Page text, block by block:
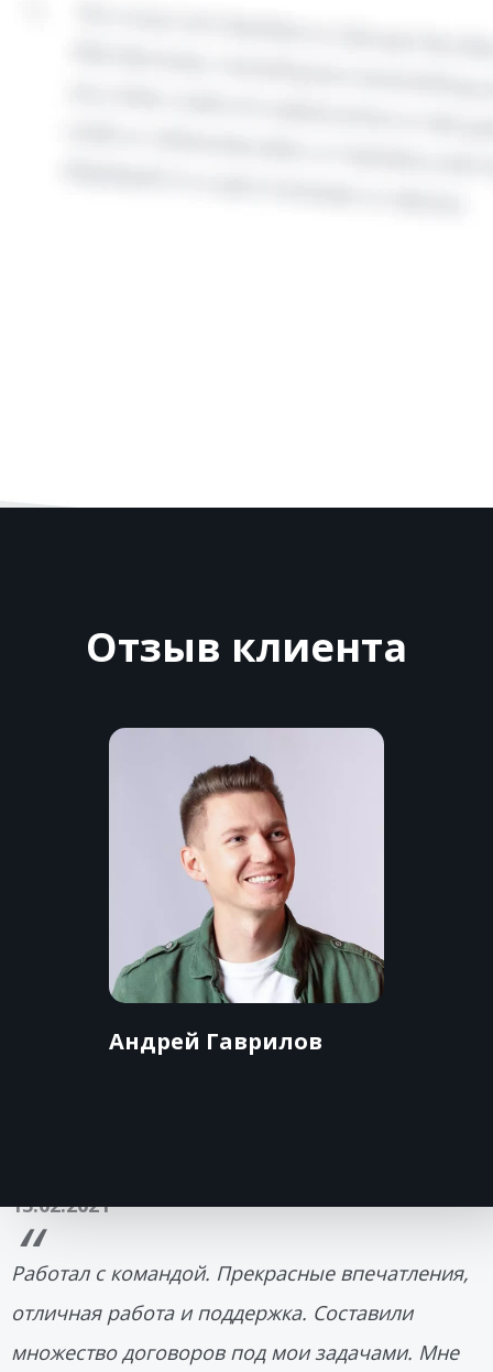
Отзыв клиента
Андрей Гаврилов
13.02.2021
Работал с командой. Прекрасные впечатления,
отличная работа и поддержка. Составили
множество договоров под мои задачами. Мне